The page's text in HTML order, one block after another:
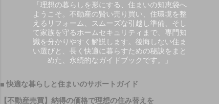
「理想の暮らしを形にする、住まいの知恵袋へ
ようこそ。不動産の賢い売り買い、住環境を整
えるリフォーム、スムーズな引越し準備、そし
て家族を守るホームセキュリティまで、専門知
識を分かりやすく解説します。後悔しない住ま
い選びと、長く快適に暮らすための秘訣をまと
めた、永続的なガイドブックです。」
■ 快適な暮らしと住まいのサポートガイド
【不動産売買】納得の価格で理想の住み替えを